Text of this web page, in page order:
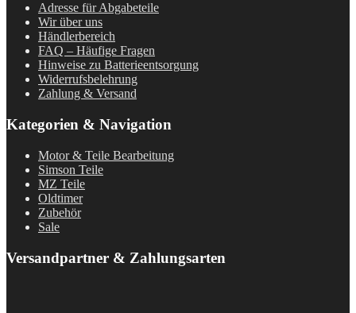
Adresse für Abgabeteile
Wir über uns
Händlerbereich
FAQ – Häufige Fragen
Hinweise zu Batterieentsorgung
Widerrufsbelehrung
Zahlung & Versand
Kategorien & Navigation
Motor & Teile Bearbeitung
Simson Teile
MZ Teile
Oldtimer
Zubehör
Sale
Versandpartner & Zahlungsarten